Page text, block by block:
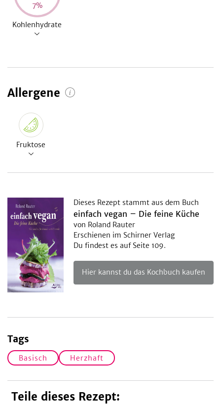
7%
Kohlenhydrate
Allergene
Fruktose
Dieses Rezept stammt aus dem Buch
einfach vegan – Die feine Küche
von Roland Rauter
Erschienen im Schirner Verlag
Du findest es auf Seite 109.
Hier kannst du das Kochbuch kaufen
Tags
Basisch Herzhaft
Teile dieses Rezept: